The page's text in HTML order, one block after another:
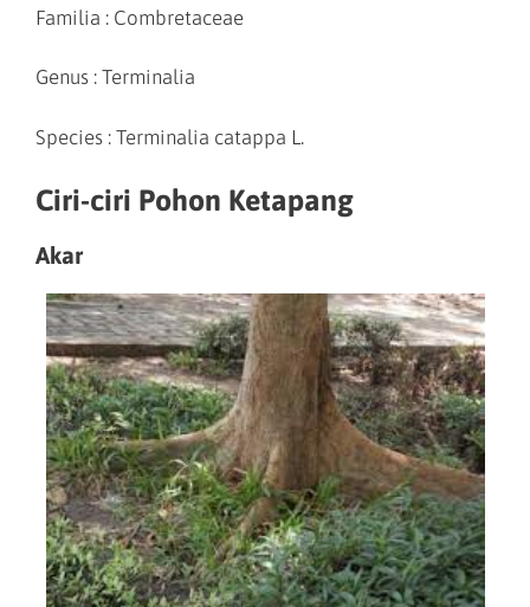
Familia : Combretaceae
Genus : Terminalia
Species : Terminalia catappa L.
Ciri-ciri Pohon Ketapang
Akar